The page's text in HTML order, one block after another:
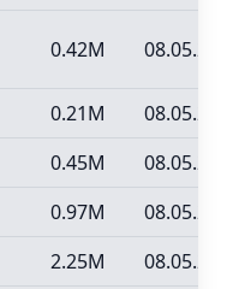
0.42M 08.05.25
0.21M
08.05.25
0.45M
08.05.25
0.97M
08.05.25
2.25M
08.05.25